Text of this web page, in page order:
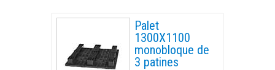
Palet
1300X1100
monobloque de
3 patines